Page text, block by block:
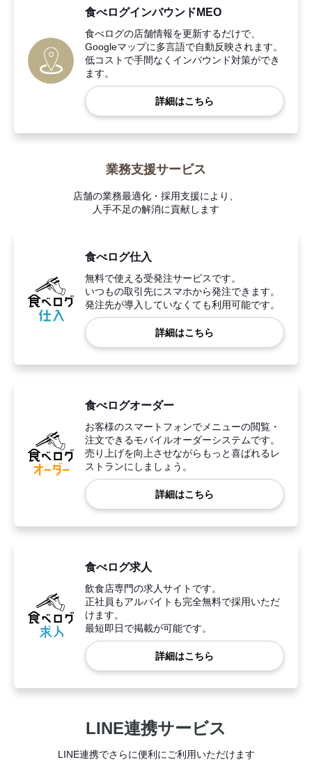
食べログインバウンドMEO
食べログの店舗情報を更新するだけで、
Googleマップに多言語で自動反映されます。
低コストで手間なくインバウンド対策ができ
ます。
詳細はこちら
業務支援サービス
店舗の業務最適化・採用支援により、
人手不足の解消に貢献します
食べログ仕入
無料で使える受発注サービスです。
いつもの取引先にスマホから発注できます。
発注先が導入していなくても利用可能です。
詳細はこちら
食べログオーダー
お客様のスマートフォンでメニューの閲覧・
注文できるモバイルオーダーシステムです。
売り上げを向上させながらもっと喜ばれるレ
ストランにしましょう。
詳細はこちら
食べログ求人
飲食店専門の求人サイトです。
正社員もアルバイトも完全無料で採用いただ
けます。
最短即日で掲載が可能です。
詳細はこちら
LINE連携サービス
LINE連携でさらに便利にご利用いただけます